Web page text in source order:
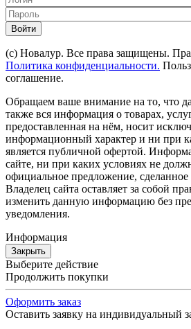
Войти
(с) Новалур. Все права защищены.
Политика конфиденциальности.
соглашение.
Обращаем ваше внимание на то, что
также вся информация о товарах,
предоставленная на нём, носит
информационный характер и ни при
является публичной офертой.
сайте, ни при каких условиях не
официальное предложение,
Владелец сайта оставляет за собой
изменить данную информацию без
уведомления.
Информация
Закрыть
Выберите действие
Продолжить покупки
Оформить заказ
Оставить заявку на индивидуальный